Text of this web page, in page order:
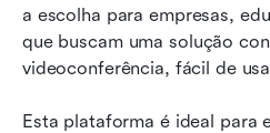
a escolha para empresas,
que buscam uma solução
videoconferência, fácil de
Esta plataforma é ideal para